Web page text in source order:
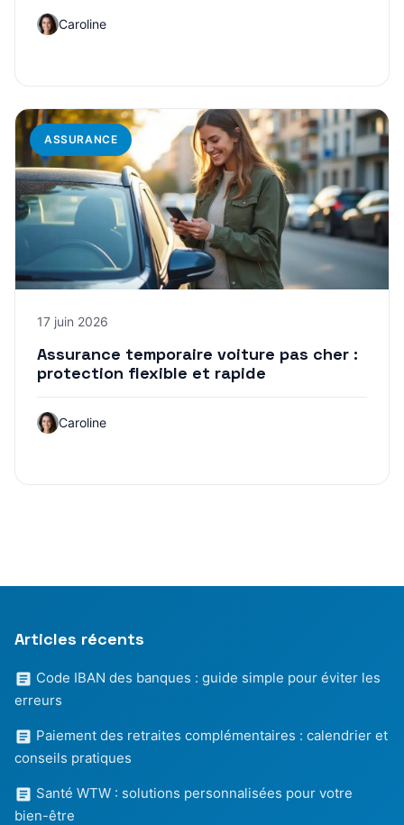
Caroline
ASSURANCE
17 juin 2026
Assurance temporaire voiture pas cher :
protection flexible et rapide
Caroline
Articles récents
Code IBAN des banques : guide simple pour éviter les
erreurs
Paiement des retraites complémentaires : calendrier et
conseils pratiques
Santé WTW : solutions personnalisées pour votre
bien-être